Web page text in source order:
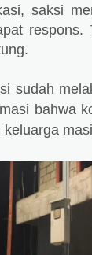
saksi
respons.
sudah
bahwa